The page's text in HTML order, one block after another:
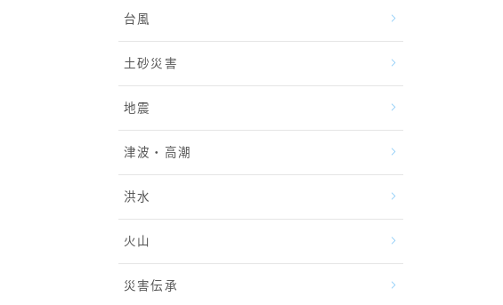
台風
土砂災害
地震
津波・高潮
洪水
火山
災害伝承